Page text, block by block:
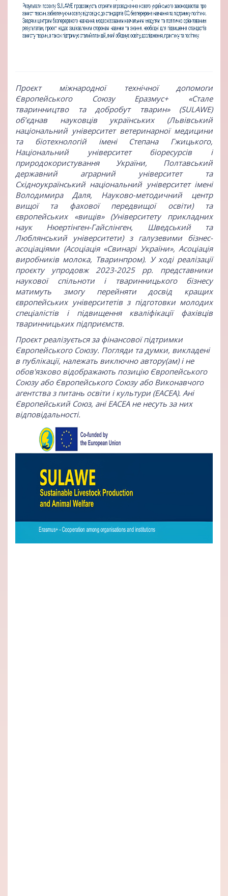
Проєкт міжнародної технічної допомоги
Європейського Союзу Еразмус+ «Стале
тваринництво та добробут тварин» (SULAWE)
об’єднав науковців українських (Львівський
національний університет ветеринарної медицини
та біотехнологій імені Степана Гжицького,
Національний університет біоресурсів і
природокористування України, Полтавський
державний аграрний університет та
Східноукраїнський національний університет імені
Володимира Даля, Науково-методичний центр
вищої та фахової передвищої освіти) та
європейських «вищів» (Університету прикладних
наук Нюертінген-Гайслінген, Шведський та
Люблянський університети) з галузевими бізнес-
асоціаціями (Асоціація «Свинарі України», Асоціація
виробників молока, Тваринпром). У ході реалізації
проєкту упродовж 2023-2025 рр. представники
наукової спільноти і тваринницького бізнесу
матимуть змогу перейняти досвід кращих
європейських університетів з підготовки молодих
спеціалістів і підвищення кваліфікації фахівців
тваринницьких підприємств.
Проєкт реалізується за фінансової підтримки
Європейського Союзу. Погляди та думки, викладені
в публікації, належать виключно автору(ам) і не
обов'язково відображають позицію Європейського
Союзу або Європейського Союзу або Виконавчого
агентства з питань освіти і культури (ЕАСЕА). Ані
Європейський Союз, ані EACEA не несуть за них
відповідальності.